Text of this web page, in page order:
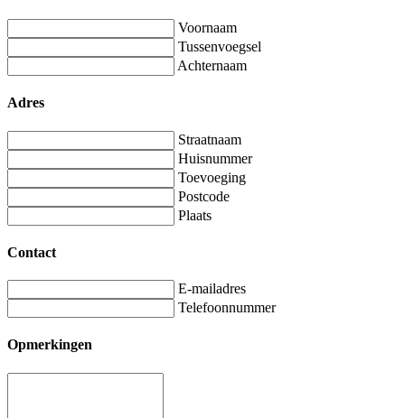
Voornaam
Tussenvoegsel
Achternaam
Adres
Straatnaam
Huisnummer
Toevoeging
Postcode
Plaats
Contact
E-mailadres
Telefoonnummer
Opmerkingen